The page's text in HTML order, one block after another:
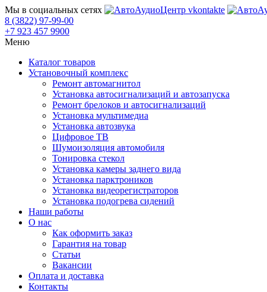
Мы в социальных сетях
8 (3822) 97-99-00
+7 923 457 9900
Меню
Каталог товаров
Установочный комплекс
Ремонт автомагнитол
Установка автосигнализаций и автозапуска
Ремонт брелоков и автосигнализаций
Установка мультимедиа
Установка автозвука
Цифровое ТВ
Шумоизоляция автомобиля
Тонировка стекол
Установка камеры заднего вида
Установка парктроников
Установка видеорегистраторов
Установка подогрева сидений
Наши работы
О нас
Как оформить заказ
Гарантия на товар
Статьи
Вакансии
Оплата и доставка
Контакты